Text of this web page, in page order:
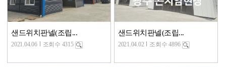
샌드위치판넬(조립...
2021.04.06 조회수 4315
샌드위치판넬(조립...
2021.04.02 조회수 4896